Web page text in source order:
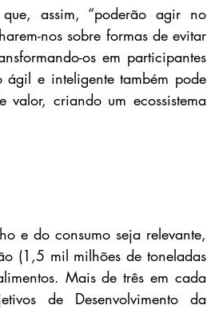
assim, “poderão agir no
nos sobre formas de evitar
os em participantes
ágil e inteligente também pode
criando um ecossistema
e do consumo seja relevante,
(1,5 mil milhões de toneladas
Mais de três em cada
de Desenvolvimento da